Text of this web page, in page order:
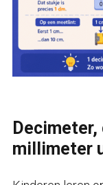
millimeter